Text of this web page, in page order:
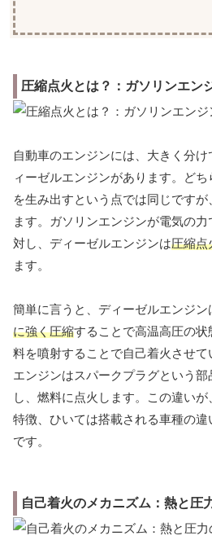
圧縮点火とは？：ガソリンエン
自動車のエンジンには、大きく分
ィーゼルエンジンがあります。ど
を生み出すという点では同じです
ます。ガソリンエンジンが電気の
対し、ディーゼルエンジンは圧縮点
ます。
簡単に言うと、ディーゼルエンジ
に強く圧縮することで高温高圧の
料を噴射することで自己着火させ
エンジンはスパークプラグという部
し、燃料に点火します。この違い
特徴、ひいては搭載される車種の
です。
自己着火のメカニズム：熱と圧